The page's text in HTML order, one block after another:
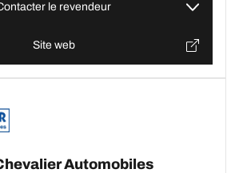
le revendeur
Site web
Automobiles